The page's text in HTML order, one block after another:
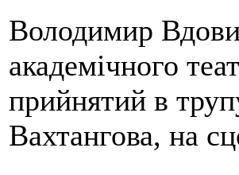
Володимир
академічного
прийнятий в
Вахтангова, на